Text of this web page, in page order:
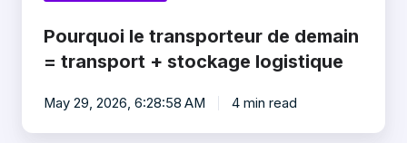
Pourquoi le transporteur de demain
= transport + stockage logistique
May 29, 2026, 6:28:58 AM 4 min read